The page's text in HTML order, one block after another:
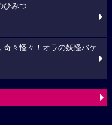
ひみつ
々怪々！オラの妖怪バケ